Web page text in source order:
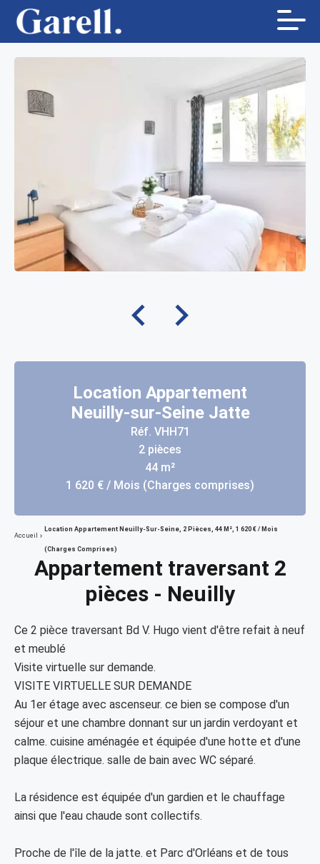
Location Appartement
Neuilly-sur-Seine Jatte
Réf. VHH71
2 pièces
44 m²
1 620 € / Mois (Charges comprises)
Accueil
Location Appartement Neuilly-Sur-Seine, 2 Pièces, 44 M², 1 620 € / Mois
(Charges Comprises)
Appartement traversant 2
pièces - Neuilly
Ce 2 pièce traversant Bd V. Hugo vient d'être refait à neuf
et meublé
Visite virtuelle sur demande.
VISITE VIRTUELLE SUR DEMANDE
Au 1er étage avec ascenseur. ce bien se compose d'un
séjour et une chambre donnant sur un jardin verdoyant et
calme. cuisine aménagée et équipée d'une hotte et d'une
plaque électrique. salle de bain avec WC séparé.
La résidence est équipée d'un gardien et le chauffage
ainsi que l'eau chaude sont collectifs.
Proche de l'île de la jatte. et Parc d'Orléans et de tous